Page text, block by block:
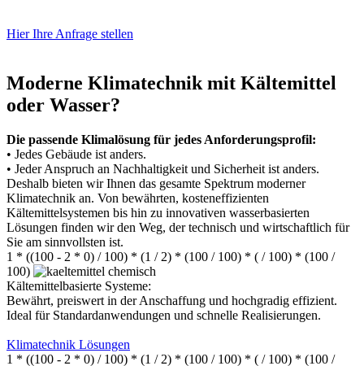
Hier Ihre Anfrage stellen
Moderne Klimatechnik mit Kältemittel
oder Wasser?
Die passende Klimalösung für jedes Anforderungsprofil:
• Jedes Gebäude ist anders.
• Jeder Anspruch an Nachhaltigkeit und Sicherheit ist anders.
Deshalb bieten wir Ihnen das gesamte Spektrum moderner
Klimatechnik an. Von bewährten, kosteneffizienten
Kältemittelsystemen bis hin zu innovativen wasserbasierten
Lösungen finden wir den Weg, der technisch und wirtschaftlich für
Sie am sinnvollsten ist.
1 * ((100 - 2 * 0) / 100) * (1 / 2) * (100 / 100) * ( / 100) * (100 /
100)
Kältemittelbasierte Systeme:
Bewährt, preiswert in der Anschaffung und hochgradig effizient.
Ideal für Standardanwendungen und schnelle Realisierungen.
Klimatechnik Lösungen
1 * ((100 - 2 * 0) / 100) * (1 / 2) * (100 / 100) * ( / 100) * (100 /